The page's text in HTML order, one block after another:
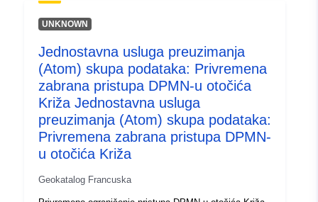
http://inspire.ec.europa.eu/
codelist/SpatialDataServiceType/
UNKNOWN
Jednostavna usluga preuzimanja
(Atom) skupa podataka: Privremena
zabrana pristupa DPMN-u otočića
Križa Jednostavna usluga
preuzimanja (Atom) skupa podataka:
Privremena zabrana pristupa DPMN-
u otočića Križa
Geokatalog Francuska